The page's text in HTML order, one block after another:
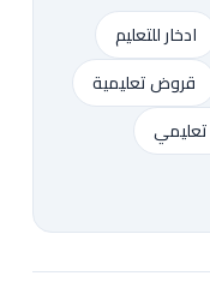
ادخار للتعليم
قروض تعليمية
تعليمي